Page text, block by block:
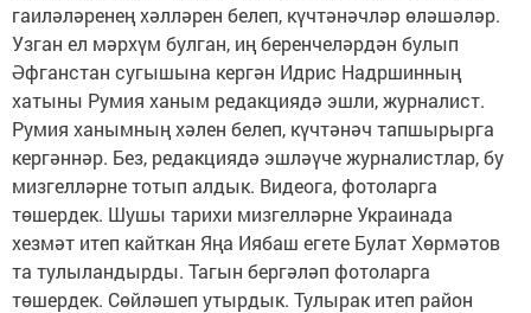
гаиләләренең хәлләрен белеп, күчтәнәчләр өләшәләр.
Узган ел мәрхүм булган, иң беренчеләрдән булып
Әфганстан сугышына кергән Идрис Надршинның
хатыны Румия ханым редакциядә эшли, журналист.
Румия ханымның хәлен белеп, күчтәнәч тапшырырга
кергәннәр. Без, редакциядә эшләүче журналистлар, бу
мизгелләрне тотып алдык. Видеога, фотоларга
төшердек. Шушы тарихи мизгелләрне Украинада
хезмәт итеп кайткан Яңа Иябаш егете Булат Хөрмәтов
та тулыландырды. Тагын бергәләп фотоларга
төшердек. Сөйләшеп утырдык. Тулырак итеп район